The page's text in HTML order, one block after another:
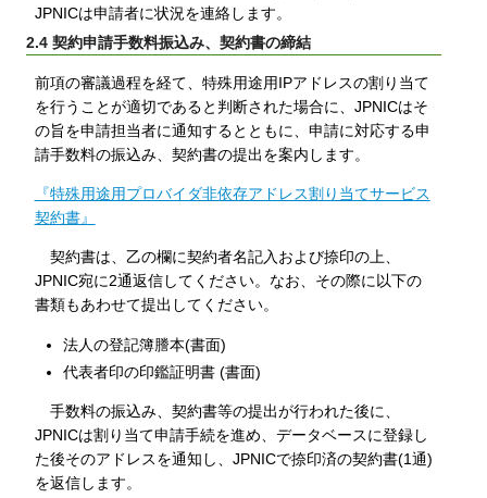
JPNICは申請者に状況を連絡します。
2.4 契約申請手数料振込み、契約書の締結
前項の審議過程を経て、特殊用途用IPアドレスの割り当て
を行うことが適切であると判断された場合に、JPNICはそ
の旨を申請担当者に通知するとともに、申請に対応する申
請手数料の振込み、契約書の提出を案内します。
『特殊用途用プロバイダ非依存アドレス割り当てサービス
契約書』
契約書は、乙の欄に契約者名記入および捺印の上、
JPNIC宛に2通返信してください。なお、その際に以下の
書類もあわせて提出してください。
法人の登記簿謄本(書面)
代表者印の印鑑証明書 (書面)
手数料の振込み、契約書等の提出が行われた後に、
JPNICは割り当て申請手続を進め、データベースに登録し
た後そのアドレスを通知し、JPNICで捺印済の契約書(1通)
を返信します。